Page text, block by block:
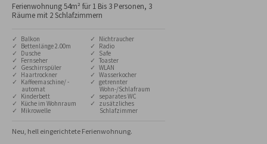
Ferienwohnung 54m² für 1 Bis 3 Personen, 3
Räume mit 2 Schlafzimmern
✓ Balkon
✓ Bettenlänge 2.00m
✓ Dusche
✓ Fernseher
✓ Geschirrspüler
✓ Haartrockner
✓ Kaffeemaschine/ -
automat
✓ Kinderbett
✓ Küche im Wohnraum
✓ Mikrowelle
✓ Nichtraucher
✓ Radio
✓ Safe
✓ Toaster
✓ WLAN
✓ Wasserkocher
✓ getrennter
Wohn-/Schlafraum
✓ separates WC
✓ zusätzliches
Schlafzimmer
Neu, hell eingerichtete Ferienwohnung.